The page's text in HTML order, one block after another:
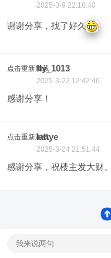
2025-3-9 22:18:40
谢谢分享，找了好久
点击重新加载fly_1013
2025-3-22 12:42:46
感谢分享！
点击重新加载
lanye
2025-3-24 21:51:44
感谢分享，祝楼主发大财。
我来说两句